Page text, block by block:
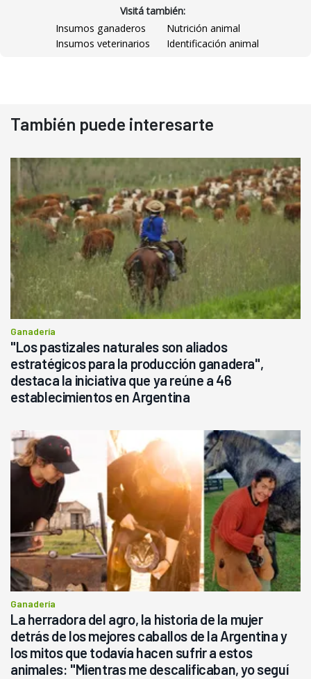
Visitá también:
Insumos ganaderos
Nutrición animal
Insumos veterinarios
Identificación animal
También puede interesarte
Ganadería
"Los pastizales naturales son aliados
estratégicos para la producción ganadera",
destaca la iniciativa que ya reúne a 46
establecimientos en Argentina
Ganadería
La herradora del agro, la historia de la mujer
detrás de los mejores caballos de la Argentina y
los mitos que todavía hacen sufrir a estos
animales: "Mientras me descalificaban, yo seguí